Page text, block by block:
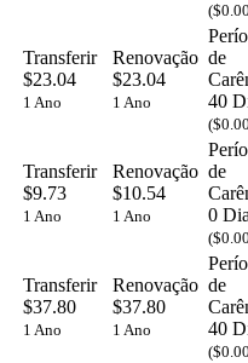
Transferir
$23.04
1 Ano
Renovação
$23.04
1 Ano
de
40
Transferir
$9.73
1 Ano
Renovação
$10.54
1 Ano
de
0
Transferir
$37.80
1 Ano
Renovação
$37.80
1 Ano
de
40